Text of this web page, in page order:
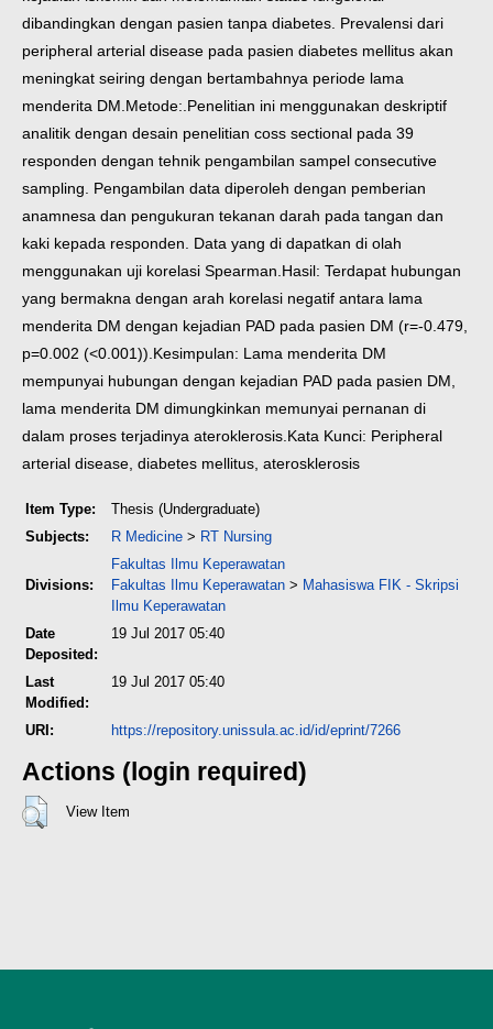
dibandingkan dengan pasien tanpa diabetes. Prevalensi dari
peripheral arterial disease pada pasien diabetes mellitus akan
meningkat seiring dengan bertambahnya periode lama
menderita DM. Metode:.Penelitian ini menggunakan deskriptif
analitik dengan desain penelitian coss sectional pada 39
responden dengan tehnik pengambilan sampel consecutive
sampling. Pengambilan data diperoleh dengan pemberian
anamnesa dan pengukuran tekanan darah pada tangan dan
kaki kepada responden. Data yang di dapatkan di olah
menggunakan uji korelasi Spearman. Hasil: Terdapat hubungan
yang bermakna dengan arah korelasi negatif antara lama
menderita DM dengan kejadian PAD pada pasien DM (r=-0.479,
p=0.002 (<0.001)). Kesimpulan: Lama menderita DM
mempunyai hubungan dengan kejadian PAD pada pasien DM,
lama menderita DM dimungkinkan memunyai pernanan di
dalam proses terjadinya ateroklerosis. Kata Kunci: Peripheral
arterial disease, diabetes mellitus, aterosklerosis
Item Type:
Thesis (Undergraduate)
Subjects:
R Medicine > RT Nursing
Divisions:
Fakultas Ilmu Keperawatan
Fakultas Ilmu Keperawatan > Mahasiswa FIK - Skripsi
Ilmu Keperawatan
Date
Deposited:
19 Jul 2017 05:40
Last
Modified:
19 Jul 2017 05:40
URI: https://repository.unissula.ac.id/id/eprint/7266
Actions (login required)
View Item